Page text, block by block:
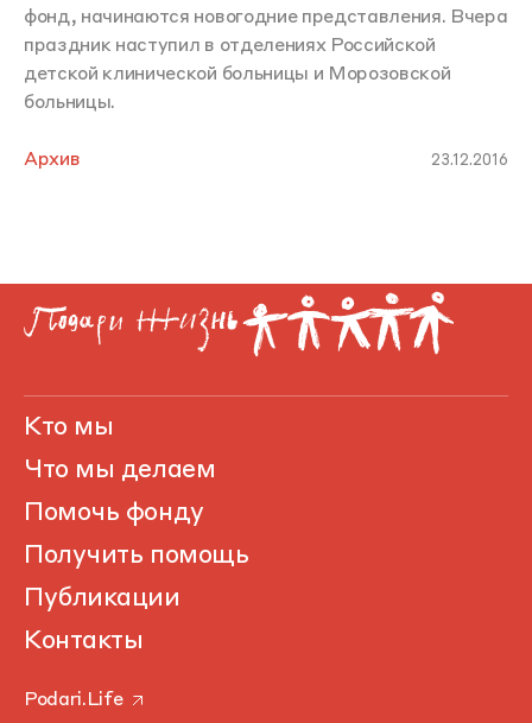
фонд, начинаются новогодние представления. Вчера
праздник наступил в отделениях Российской
детской клинической больницы и Морозовской
больницы.
Архив 23.12.2016
Кто мы
Что мы делаем
Помочь фонду
Получить помощь
Публикации
Контакты
Podari.Life